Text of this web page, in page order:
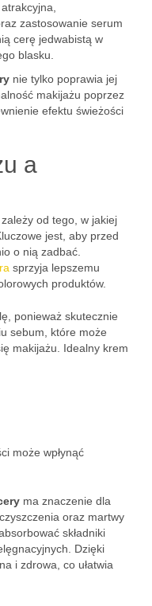
zastosowanie serum
cerę jedwabistą w
blasku.
nie tylko poprawia jej
makijażu poprzez
efektu świeżości
a
od tego, w jakiej
jest, aby przed
o nią zadbać.
sprzyja lepszemu
produktów.
ponieważ skutecznie
sebum, które może
makijażu. Idealny krem
może wpłynąć
ma znaczenie dla
oraz martwy
składniki
Dzięki
i zdrowa, co ułatwia